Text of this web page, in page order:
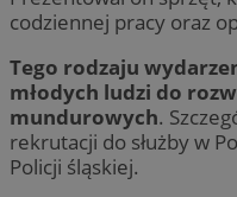
codziennej pracy oraz
Tego rodzaju
młodych ludzi do
mundurowych.
rekrutacji do służby w
Policji śląskiej.